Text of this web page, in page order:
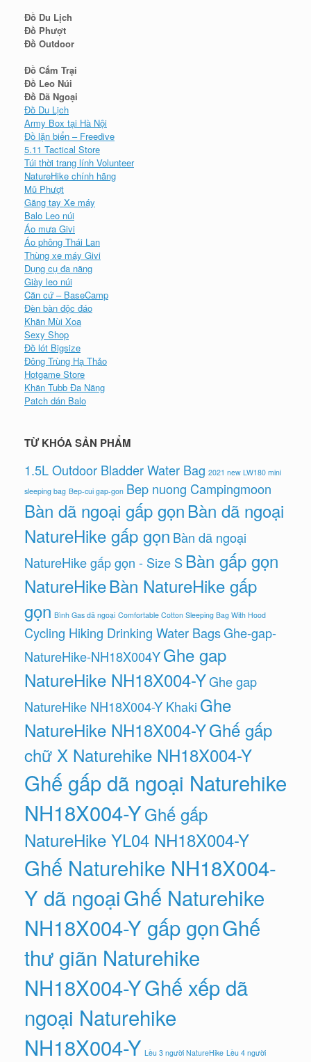
Đồ Du Lịch
Đồ Phượt
Đồ Outdoor
Đồ Cắm Trại
Đồ Leo Núi
Đồ Dã Ngoại
Đồ Du Lịch
Army Box tại Hà Nội
Đồ lặn biển – Freedive
5.11 Tactical Store
Túi thời trang lính Volunteer
NatureHike chính hãng
Mũ Phượt
Găng tay Xe máy
Balo Leo núi
Áo mưa Givi
Áo phông Thái Lan
Thùng xe máy Givi
Dụng cụ đa năng
Giày leo núi
Căn cứ – BaseCamp
Đèn bàn độc đáo
Khăn Mùi Xoa
Sexy Shop
Đồ lót Bigsize
Đông Trùng Hạ Thảo
Hotgame Store
Khăn Tubb Đa Năng
Patch dán Balo
TỪ KHÓA SẢN PHẨM
1.5L Outdoor Bladder Water Bag 2021 new LW180 mini
sleeping bag Bep-cui gap-gon Bep nuong Campingmoon
Bàn dã ngoại gấp gọnBàn dã ngoại
NatureHike gấp gọn Bàn dã ngoại
NatureHike gấp gọn - Size SBàn gấp gọn
NatureHikeBàn NatureHike gấp
gọn Bình Gas dã ngoại Comfortable Cotton Sleeping Bag With Hood
Cycling Hiking Drinking Water BagsGhe-gap-
NatureHike-NH18X004YGhe gap
NatureHike NH18X004-YGhe gap
NatureHike NH18X004-Y Khaki Ghe
NatureHike NH18X004-YGhế gấp
chữ X Naturehike NH18X004-Y
Ghế gấp dã ngoại Naturehike
NH18X004-YGhế gấp
NatureHike YL04 NH18X004-Y
Ghế Naturehike NH18X004-
Y dã ngoạiGhế Naturehike
NH18X004-Y gấp gọnGhế
thư giãn Naturehike
NH18X004-YGhế xếp dã
ngoại Naturehike
NH18X004-Y Lều 3 người NatureHike Lều 4 người